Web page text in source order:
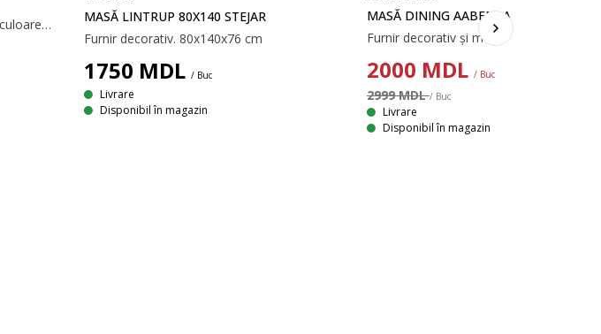
Masă ovală din furnir decorativ de culoarea stejarului. Cu 2 extensii laterale care pot fi parțial sau total pliate. 80x38/100/163x76 cm
MASĂ LINTRUP 80X140 STEJAR
Furnir decorativ. 80x140x76 cm
1750 MDL / Buc
Livrare
Disponibil în magazin
MASĂ DINING AABENRAA 90X160
Furnir decorativ și metal. 90x160x75 cm
2000 MDL / Buc
2999 MDL/ Buc
Livrare
Disponibil în magazin